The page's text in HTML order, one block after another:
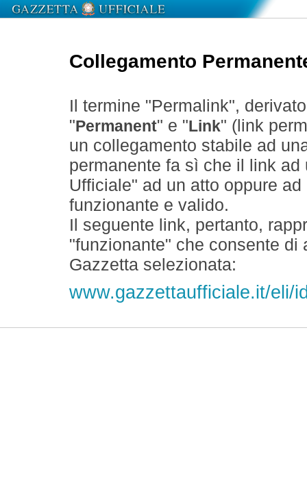
Collegamento
Il termine "Permalink",
" Permanent" e " Link" (link
un collegamento stabile ad
permanente fa sì che il link
Ufficiale" ad un atto oppure
funzionante e valido.
Il seguente link, pertanto,
"funzionante" che consente
Gazzetta selezionata:
www.gazzettaufficiale.it/eli/